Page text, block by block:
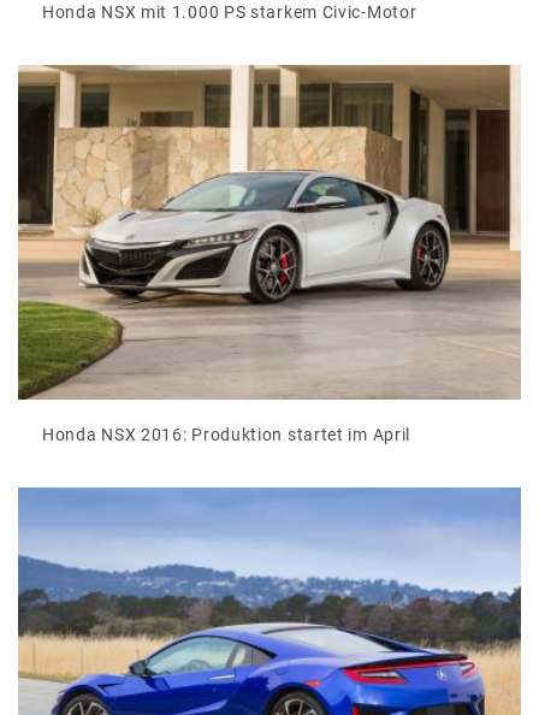
Honda NSX mit 1.000 PS starkem Civic-Motor
Honda NSX 2016: Produktion startet im April